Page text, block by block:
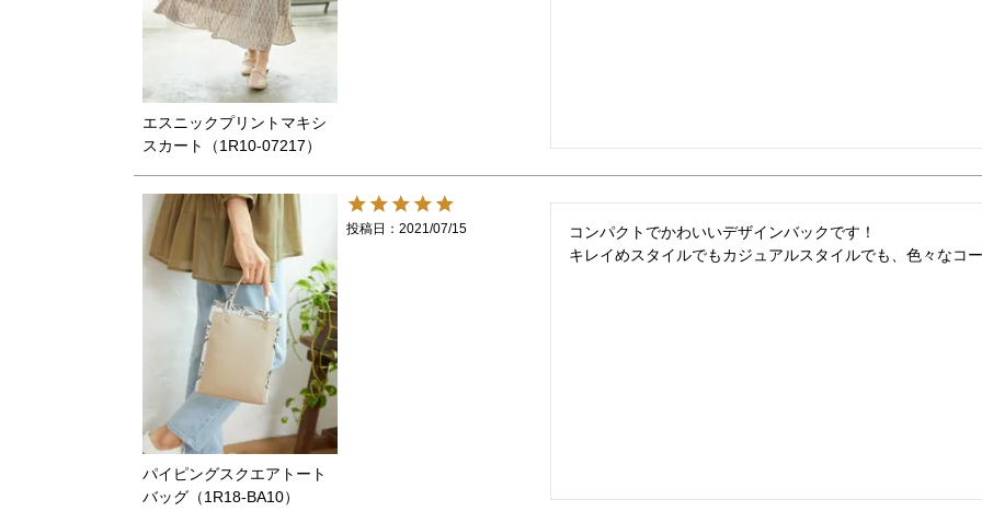
エスニックプリントマキシ
スカート（1R10-07217）
パイピングスクエアトート
バッグ（1R18-BA10）
投稿日 2021/07/15
コンパクトでかわいいデザインバックです！
キレイめスタイルでもカジュアルスタイルでも、色々なコ